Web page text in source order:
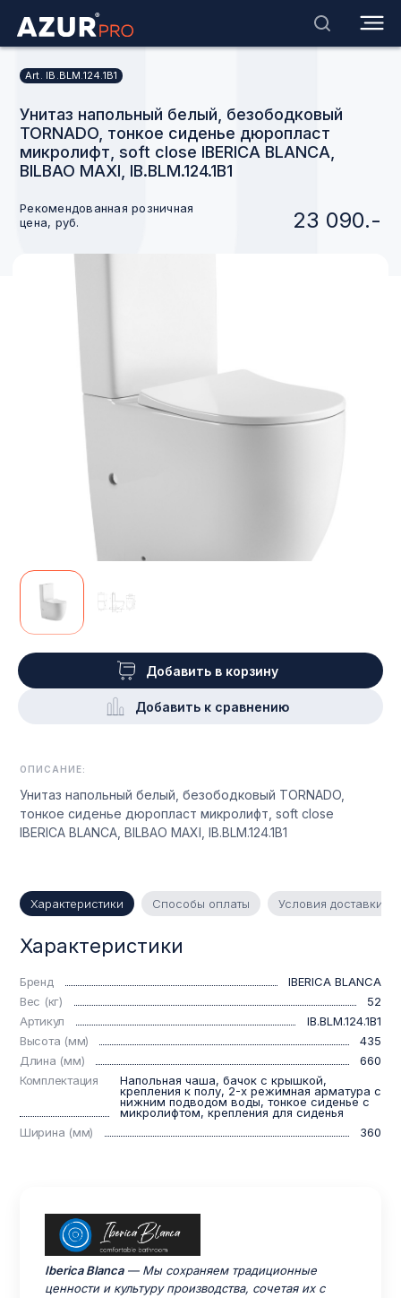
Art. IB.BLM.124.1B1
Унитаз напольный белый, безободковый
TORNADO, тонкое сиденье дюропласт
микролифт, soft close IBERICA BLANCA,
BILBAO MAXI, IB.BLM.124.1B1
ОПИСАНИЕ:
Унитаз напольный белый, безободковый TORNADO,
тонкое сиденье дюропласт микролифт, soft close
IBERICA BLANCA, BILBAO MAXI, IB.BLM.124.1B1
Рекомендованная розничная
цена, руб.
23 090.-
Добавить в корзину
Добавить к сравнению
Характеристики Способы оплаты Условия доставки
Характеристики
Бренд
IBERICA BLANCA
Вес (кг)
52
Артикул
IB.BLM.124.1B1
Высота (мм)
435
Длина (мм)
660
Комплектация
Напольная чаша, бачок с крышкой,
крепления к полу, 2-х режимная арматура с
нижним подводом воды, тонкое сиденье с
микролифтом, крепления для сиденья
Ширина (мм)
360
Iberica Blanca— Мы сохраняем традиционные
ценности и культуру производства, сочетая их с